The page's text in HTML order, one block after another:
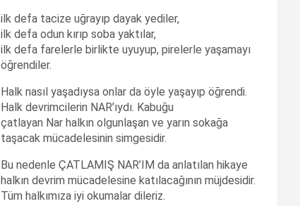
ilk defa tacize uğrayıp dayak yediler,
ilk defa odun kırıp soba yaktılar,
ilk defa farelerle birlikte uyuyup, pirelerle yaşamayı
öğrendiler.
Halk nasıl yaşadıysa onlar da öyle yaşayıp öğrendi.
Halk devrimcilerin NAR’ıydı. Kabuğu
çatlayan Nar halkın olgunlaşan ve yarın sokağa
taşacak mücadelesinin simgesidir.
Bu nedenle ÇATLAMIŞ NAR’IM da anlatılan hikaye
halkın devrim mücadelesine katılacağının müjdesidir.
Tüm halkımıza iyi okumalar dileriz.